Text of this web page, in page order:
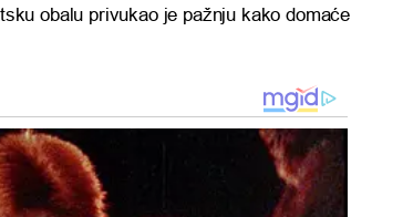
obalu privukao je pažnju kako domaće